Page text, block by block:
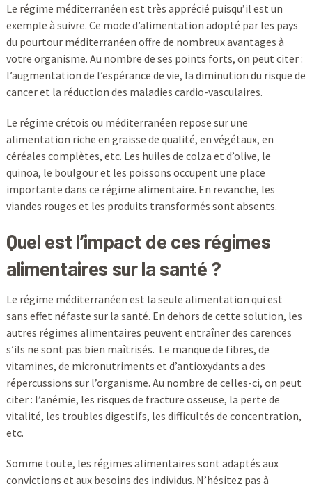
Le régime méditerranéen est très apprécié puisqu’il est un
exemple à suivre. Ce mode d’alimentation adopté par les pays
du pourtour méditerranéen offre de nombreux avantages à
votre organisme. Au nombre de ses points forts, on peut citer :
l’augmentation de l’espérance de vie, la diminution du risque de
cancer et la réduction des maladies cardio-vasculaires.
Le régime crétois ou méditerranéen repose sur une
alimentation riche en graisse de qualité, en végétaux, en
céréales complètes, etc. Les huiles de colza et d’olive, le
quinoa, le boulgour et les poissons occupent une place
importante dans ce régime alimentaire. En revanche, les
viandes rouges et les produits transformés sont absents.
Quel est l’impact de ces régimes
alimentaires sur la santé ?
Le régime méditerranéen est la seule alimentation qui est
sans effet néfaste sur la santé. En dehors de cette solution, les
autres régimes alimentaires peuvent entraîner des carences
s’ils ne sont pas bien maîtrisés. Le manque de fibres, de
vitamines, de micronutriments et d’antioxydants a des
répercussions sur l’organisme. Au nombre de celles-ci, on peut
citer : l’anémie, les risques de fracture osseuse, la perte de
vitalité, les troubles digestifs, les difficultés de concentration,
etc.
Somme toute, les régimes alimentaires sont adaptés aux
convictions et aux besoins des individus. N’hésitez pas à